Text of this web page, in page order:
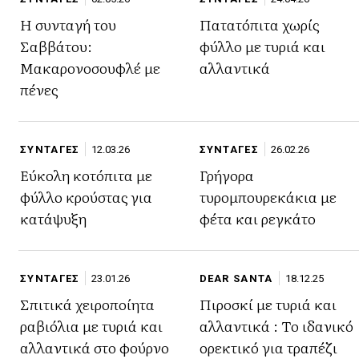
Η συνταγή του
Σαββάτου:
Μακαρονοσουφλέ με
πένες
Πατατόπιτα χωρίς
φύλλο με τυριά και
αλλαντικά
ΣΥΝΤΑΓΕΣ 12.03.26
Εύκολη κοτόπιτα με
φύλλο κρούστας για
κατάψυξη
ΣΥΝΤΑΓΕΣ 26.02.26
Γρήγορα
τυρομπουρεκάκια με
φέτα και ρεγκάτο
ΣΥΝΤΑΓΕΣ 23.01.26
Σπιτικά χειροποίητα
ραβιόλια με τυριά και
αλλαντικά στο φούρνο
DEAR SANTA 18.12.25
Πιροσκί με τυριά και
αλλαντικά : To ιδανικό
ορεκτικό για τραπέζι